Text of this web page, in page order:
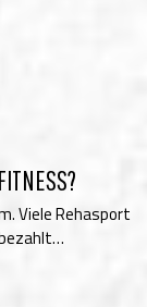
Viele Rehasport